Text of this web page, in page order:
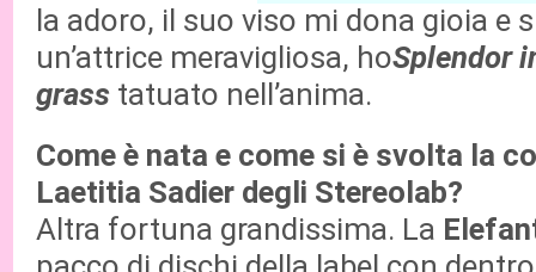
la adoro, il suo viso mi dona gioia e
un’attrice meravigliosa, hoSplendor
grasstatuato nell’anima.
Come è nata e come si è svolta la
Laetitia Sadier degli Stereolab?
Altra fortuna grandissima. La